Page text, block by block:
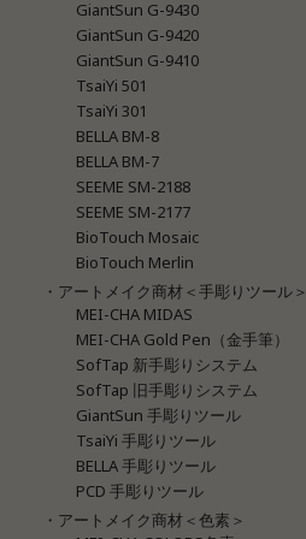
GiantSun G-9430
GiantSun G-9420
GiantSun G-9410
TsaiYi 501
TsaiYi 301
BELLA BM-8
BELLA BM-7
SEEME SM-2188
SEEME SM-2177
BioTouch Mosaic
BioTouch Merlin
・アートメイク商材＜手彫りツール＞
MEI-CHA MIDAS
MEI-CHA Gold Pen（金手筆）
SofTap 新手彫りシステム
SofTap 旧手彫りシステム
GiantSun 手彫りツール
TsaiYi 手彫りツール
BELLA 手彫りツール
PCD 手彫りツール
・アートメイク商材＜色素＞